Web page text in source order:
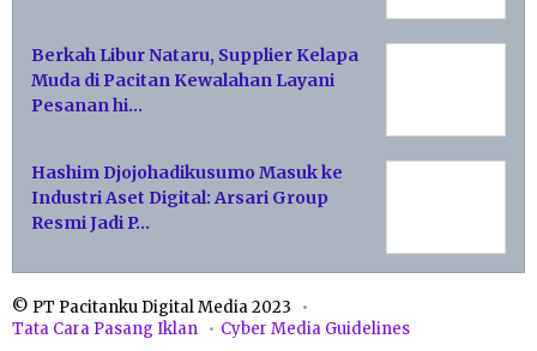
Berkah Libur Nataru, Supplier Kelapa
Muda di Pacitan Kewalahan Layani
Pesanan hi…
Hashim Djojohadikusumo Masuk ke
Industri Aset Digital: Arsari Group
Resmi Jadi P…
© PT Pacitanku Digital Media 2023
Tata Cara Pasang Iklan
Cyber Media Guidelines